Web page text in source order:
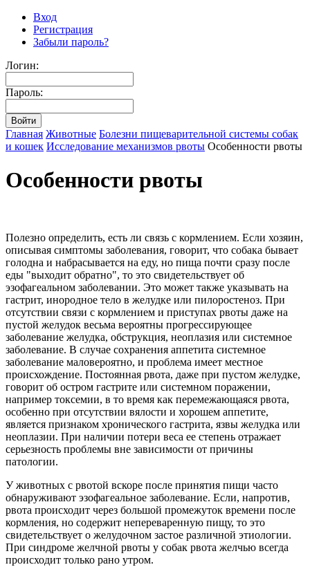
Вход
Регистрация
Забыли пароль?
Логин:
Пароль:
Главная Животные Болезни пищеварительной системы собак
и кошек Исследование механизмов рвоты Особенности рвоты
Особенности рвоты
Полезно определить, есть ли связь с кормлением. Если хозяин,
описывая симптомы заболевания, говорит, что собака бывает
голодна и набрасывается на еду, но пища почти сразу после
еды "выходит обратно", то это свидетельствует об
эзофагеальном заболевании. Это может также указывать на
гастрит, инородное тело в желудке или пилоростеноз. При
отсутствии связи с кормлением и приступах рвоты даже на
пустой желудок весьма вероятны прогрессирующее
заболевание желудка, обструкция, неоплазия или системное
заболевание. В случае сохранения аппетита системное
заболевание маловероятно, и проблема имеет местное
происхождение. Постоянная рвота, даже при пустом желудке,
говорит об остром гастрите или системном поражении,
например токсемии, в то время как перемежающаяся рвота,
особенно при отсутствии вялости и хорошем аппетите,
является признаком хронического гастрита, язвы желудка или
неоплазии. При наличии потери веса ее степень отражает
серьезность проблемы вне зависимости от причины
патологии.
У животных с рвотой вскоре после принятия пищи часто
обнаруживают эзофагеальное заболевание. Если, напротив,
рвота происходит через большой промежуток времени после
кормления, но содержит непереваренную пищу, то это
свидетельствует о желудочном застое различной этиологии.
При синдроме желчной рвоты у собак рвота желчью всегда
происходит только рано утром.